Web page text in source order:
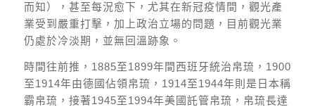
而知），甚至每況愈下，尤其在新冠疫情間，觀光產
業受到嚴重打擊，加上政治立場的問題，目前觀光業
仍處於冷淡期，並無回溫跡象。
時間往前推，1885至1899年間西班牙統治帛琉，1900
至1914年由德國佔領帛琉，1914至1944年則是日本稱
霸帛琉，接著1945至1994年美國託管帛琉，帛琉長達